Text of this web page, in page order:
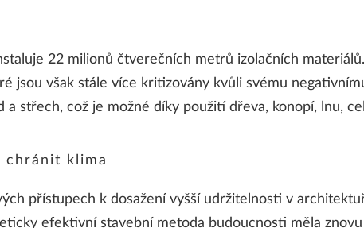
22 milionů čtverečních metrů izolačních
jsou však stále více kritizovány kvůli svému
a střech, což je možné díky použití dřeva, konopí, lnu,
chránit klima
přístupech k dosažení vyšší udržitelnosti v
efektivní stavební metoda budoucnosti měla